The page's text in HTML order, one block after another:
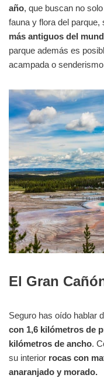
año, que buscan no
fauna y flora del parque,
más antiguos del
parque además es
acampada o
El Gran
Seguro has oído hablar
con 1,6 kilómetros de
kilómetros de ancho.
su interior rocas con
anaranjado y morado.